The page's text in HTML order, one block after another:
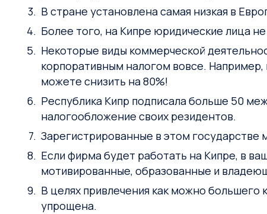
В стране установлена самая низкая в
Более того, на Кипре юридические лица
Некоторые виды коммерческой
корпоративным налогом вовсе. Например,
можете снизить на 80%!
Республика Кипр подписала больше 50
налогообложение своих резидентов.
Зарегистрированные в этом
Если фирма будет работать на Кипре, в
мотивированные, образованные и
В целях привлечения как можно
упрощена.